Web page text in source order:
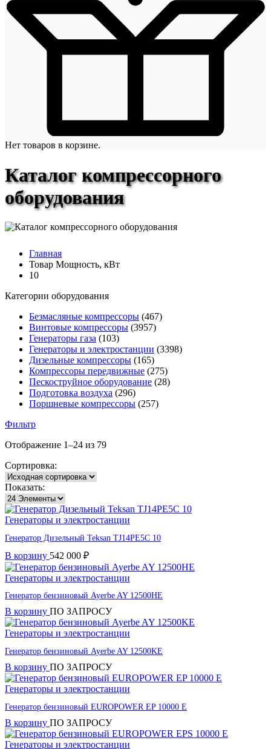
Нет товаров в корзине.
Каталог компрессорного
оборудования
Главная
Товар Мощность, кВт
10
Категории оборудования
Безмасляные компрессоры (467)
Винтовые компрессоры (3957)
Генераторы газа (103)
Генераторы и электростанции (3398)
Дизельные компрессоры (165)
Компрессоры передвижные (275)
Пескоструйное оборудование (28)
Подготовка воздуха (296)
Поршневые компрессоры (257)
Фильтр
Отображение 1–24 из 79
Сортировка:
Показать:
Генераторы и электростанции
Генератор Дизельный Teksan TJ14PE5C 10
В корзину 542 000 ₽
Генераторы и электростанции
Генератор бензиновый Ayerbe AY 12500HE
В корзину ПО ЗАПРОСУ
Генераторы и электростанции
Генератор бензиновый Ayerbe AY 12500KE
В корзину ПО ЗАПРОСУ
Генераторы и электростанции
Генератор бензиновый EUROPOWER EP 10000 Е
В корзину ПО ЗАПРОСУ
Генераторы и электростанции